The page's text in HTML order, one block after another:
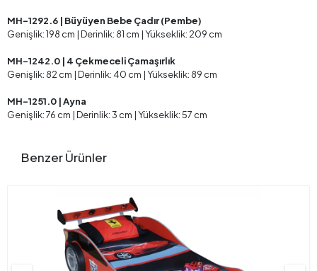
MH-1292.6 | Büyüyen Bebe Çadır (Pembe)
Genişlik: 198 cm | Derinlik: 81 cm | Yükseklik: 209 cm
MH-1242.0 | 4 Çekmeceli Çamaşırlık
Genişlik: 82 cm | Derinlik: 40 cm | Yükseklik: 89 cm
MH-1251.0 | Ayna
Genişlik: 76 cm | Derinlik: 3 cm | Yükseklik: 57 cm
Benzer Ürünler